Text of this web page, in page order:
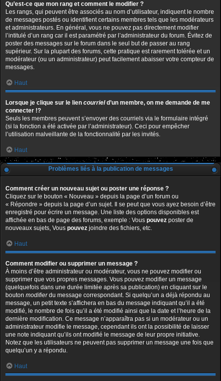
Qu’est-ce que mon rang et comment le modifier ?
Les rangs, qui peuvent être associés au nom d’utilisateur, indiquent le nombre
de messages postés ou identifient certains membres tels que les modérateurs
et administrateurs. En général, vous ne pouvez pas directement modifier
l’intitulé d’un rang car il est paramétré par l’administrateur du forum. Évitez de
poster des messages sur le forum dans le seul but de passer au rang
supérieur. Sur la plupart des forums, cette pratique est rarement tolérée et un
modérateur (ou un administrateur) peut facilement abaisser votre compteur de
messages.
Haut
Lorsque je clique sur le lien courrield’un membre, on me demande de me
connecter !?
Seuls les membres peuvent s’envoyer des courriels via le formulaire intégré
(si la fonction a été activée par l’administrateur). Ceci pour empêcher
l’utilisation malveillante de la fonctionnalité par les invités.
Haut
Problèmes liés à la publication de messages
Comment créer un nouveau sujet ou poster une réponse ?
Cliquez sur le bouton « Nouveau » depuis la page d’un forum ou
« Répondre » depuis la page d’un sujet. Il se peut que vous ayez besoin d’être
enregistré pour écrire un message. Une liste des options disponibles est
affichée en bas de page des forums, exemple : Vous pouvez poster de
nouveaux sujets, Vous pouvez joindre des fichiers, etc.
Haut
Comment modifier ou supprimer un message ?
À moins d’être administrateur ou modérateur, vous ne pouvez modifier ou
supprimer que vos propres messages. Vous pouvez modifier un message
(quelquefois dans une durée limitée après sa publication) en cliquant sur le
bouton modifierdu message correspondant. Si quelqu’un a déjà répondu au
message, un petit texte s’affichera en bas du message indiquant qu’il a été
modifié, le nombre de fois qu’il a été modifié ainsi que la date et l’heure de la
dernière modification. Ce message n’apparaîtra pas si un modérateur ou un
administrateur modifie le message, cependant ils ont la possibilité de laisser
une note indiquant qu’ils ont modifié le message de leur propre initiative.
Notez que les utilisateurs ne peuvent pas supprimer un message une fois que
quelqu’un y a répondu.
Haut